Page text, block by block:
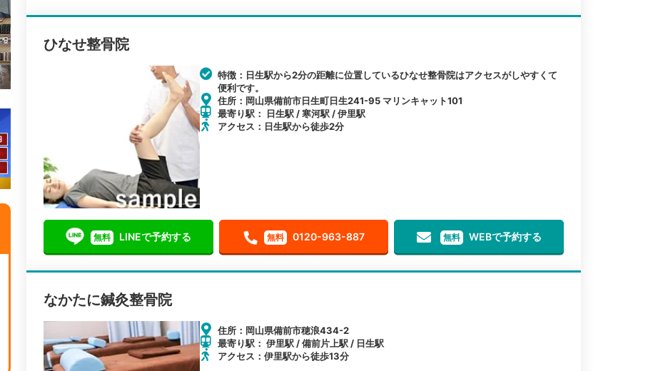
ひなせ整骨院
特徴：日生駅から2分の距離に位置しているひなせ整骨院はアクセスがしやすくて
便利です。
住所：岡山県備前市日生町日生241-95 マリンキャット101
最寄り駅： 日生駅 / 寒河駅 / 伊里駅
アクセス：日生駅から徒歩2分
無料 LINEで予約する 無料 0120-963-887 無料 WEBで予約する
なかたに鍼灸整骨院
住所：岡山県備前市穂浪434-2
最寄り駅： 伊里駅 / 備前片上駅 / 日生駅
アクセス：伊里駅から徒歩13分